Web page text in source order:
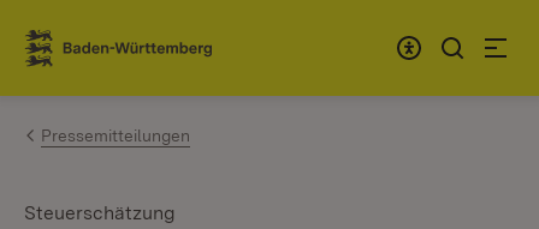
Zum Inhalt springen
Link zur Startseite
Pressemitteilungen
Steuerschätzung